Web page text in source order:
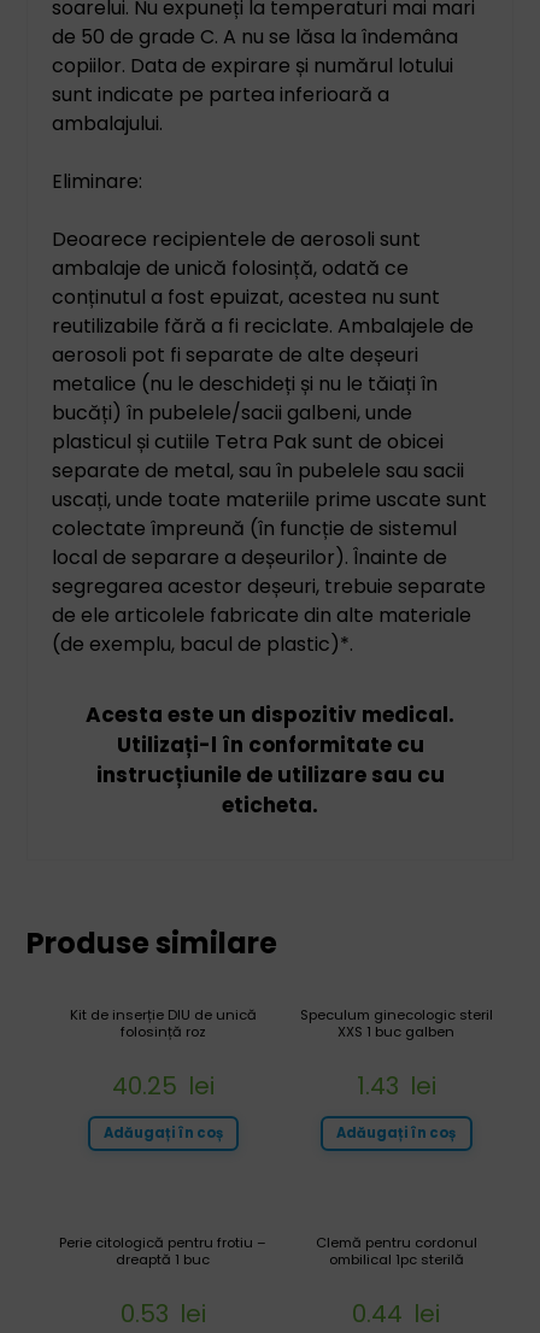
soarelui. Nu expuneți la temperaturi mai mari
de 50 de grade C. A nu se lăsa la îndemâna
copiilor. Data de expirare și numărul lotului
sunt indicate pe partea inferioară a
ambalajului.
Eliminare:
Deoarece recipientele de aerosoli sunt
ambalaje de unică folosință, odată ce
conținutul a fost epuizat, acestea nu sunt
reutilizabile fără a fi reciclate. Ambalajele de
aerosoli pot fi separate de alte deșeuri
metalice (nu le deschideți și nu le tăiați în
bucăți) în pubelele/sacii galbeni, unde
plasticul și cutiile Tetra Pak sunt de obicei
separate de metal, sau în pubelele sau sacii
uscați, unde toate materiile prime uscate sunt
colectate împreună (în funcție de sistemul
local de separare a deșeurilor). Înainte de
segregarea acestor deșeuri, trebuie separate
de ele articolele fabricate din alte materiale
(de exemplu, bacul de plastic)*.
Acesta este un dispozitiv medical.
Utilizați-l în conformitate cu
instrucțiunile de utilizare sau cu
eticheta.
Produse similare
Speculum ginecologic steril
XXS 1 buc galben
1.43 lei
Adăugați în coș
Kit de inserție DIU de unică
folosință roz
40.25 lei
Adăugați în coș
Clemă pentru cordonul
ombilical 1pc sterilă
0.44 lei
Perie citologică pentru frotiu –
dreaptă 1 buc
0.53 lei